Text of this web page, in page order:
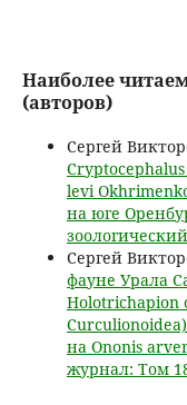
Наиболее
(авторов)
Сергей
levi
на юге
Сергей
фауне Урала
Holotrichapion
на Ononis
журнал: Том